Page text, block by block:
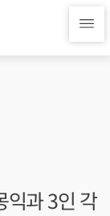
익과 3인 각